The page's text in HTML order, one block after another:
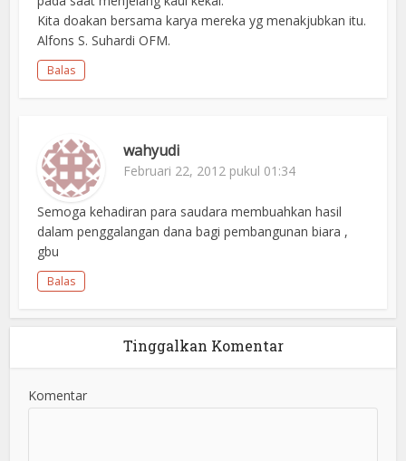
Kita doakan bersama karya mereka yg menakjubkan itu.
Alfons S. Suhardi OFM.
Balas
wahyudi
Februari 22, 2012 pukul 01:34
Semoga kehadiran para saudara membuahkan hasil
dalam penggalangan dana bagi pembangunan biara ,
gbu
Balas
Tinggalkan Komentar
Komentar